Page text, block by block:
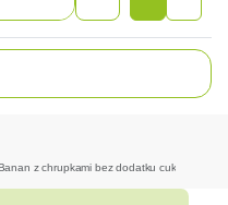
z chrupkami bez dodatku cukru 35 g